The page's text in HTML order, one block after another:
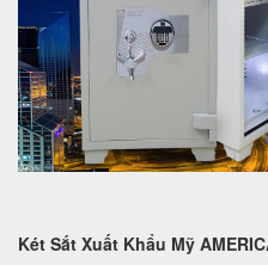
Két Sắt Xuất Khẩu Mỹ